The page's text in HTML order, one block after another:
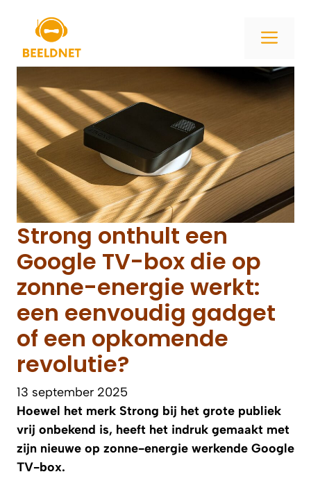
inhoud
Strong onthult een
Google TV-box die op
zonne-energie werkt:
een eenvoudig gadget
of een opkomende
revolutie?
13 september 2025
Hoewel het merk Strong bij het grote publiek
vrij onbekend is, heeft het indruk gemaakt met
zijn nieuwe op zonne-energie werkende Google
TV-box.